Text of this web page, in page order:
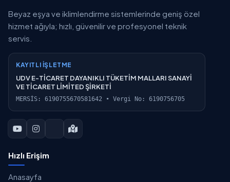
Beyaz eşya ve iklimlendirme sistemlerinde geniş özel
hizmet ağıyla; hızlı, güvenilir ve profesyonel teknik
servis.
KAYITLI İŞLETME
UDV E-TİCARET DAYANIKLI TÜKETİM MALLARI SANAYİ
VE TİCARET LİMİTED ŞİRKETİ
MERSİS: 6190755670581642 • Vergi No: 6190756705
Hızlı Erişim
Anasayfa